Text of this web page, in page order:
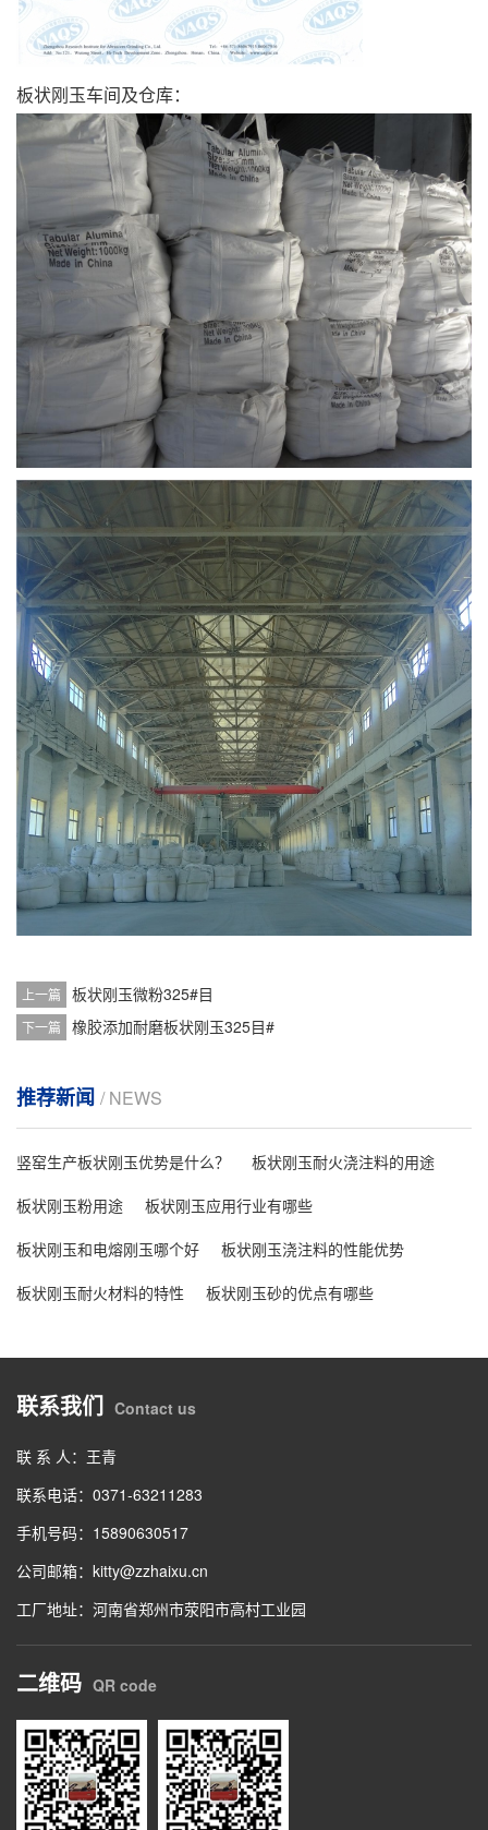
板状刚玉车间及仓库：
上一篇 板状刚玉微粉325#目
下一篇 橡胶添加耐磨板状刚玉325目#
推荐新闻 / NEWS
竖窑生产板状刚玉优势是什么？
板状刚玉耐火浇注料的用途
板状刚玉粉用途
板状刚玉应用行业有哪些
板状刚玉和电熔刚玉哪个好
板状刚玉浇注料的性能优势
板状刚玉耐火材料的特性
板状刚玉砂的优点有哪些
联系我们 Contact us
联 系 人：王青
联系电话：0371-63211283
手机号码：15890630517
公司邮箱：kitty@zzhaixu.cn
工厂地址：河南省郑州市荥阳市高村工业园
二维码 QR code